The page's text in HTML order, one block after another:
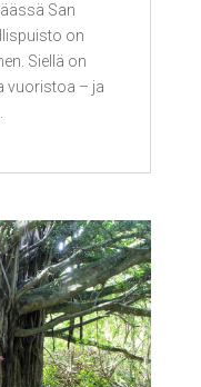
San
on
Siellä on
vuoristoa – ja